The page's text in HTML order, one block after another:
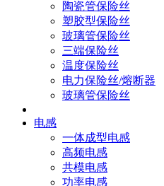
陶瓷管保险丝
塑胶型保险丝
玻璃管保险丝
三端保险丝
温度保险丝
电力保险丝/熔断器
玻璃管保险丝
电感
一体成型电感
高频电感
共模电感
功率电感